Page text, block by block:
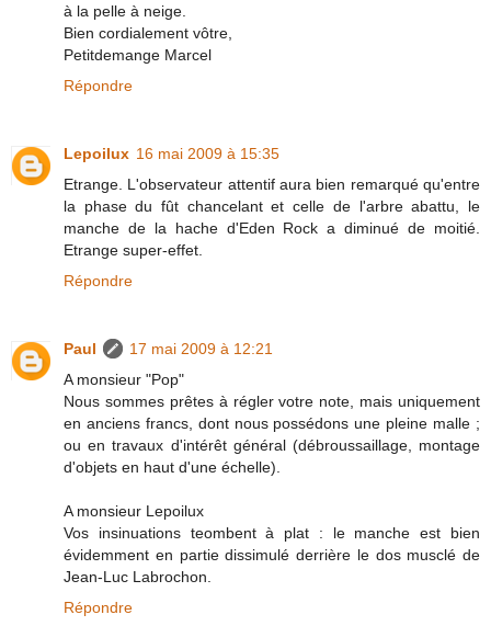
à la pelle à neige.
Bien cordialement vôtre,
Petitdemange Marcel
Répondre
Lepoilux 16 mai 2009 à 15:35
Etrange. L'observateur attentif aura bien remarqué qu'entre
la phase du fût chancelant et celle de l'arbre abattu, le
manche de la hache d'Eden Rock a diminué de moitié.
Etrange super-effet.
Répondre
Paul
17 mai 2009 à 12:21
A monsieur "Pop"
Nous sommes prêtes à régler votre note, mais uniquement
en anciens francs, dont nous possédons une pleine malle ;
ou en travaux d'intérêt général (débroussaillage, montage
d'objets en haut d'une échelle).
A monsieur Lepoilux
Vos insinuations teombent à plat : le manche est bien
évidemment en partie dissimulé derrière le dos musclé de
Jean-Luc Labrochon.
Répondre